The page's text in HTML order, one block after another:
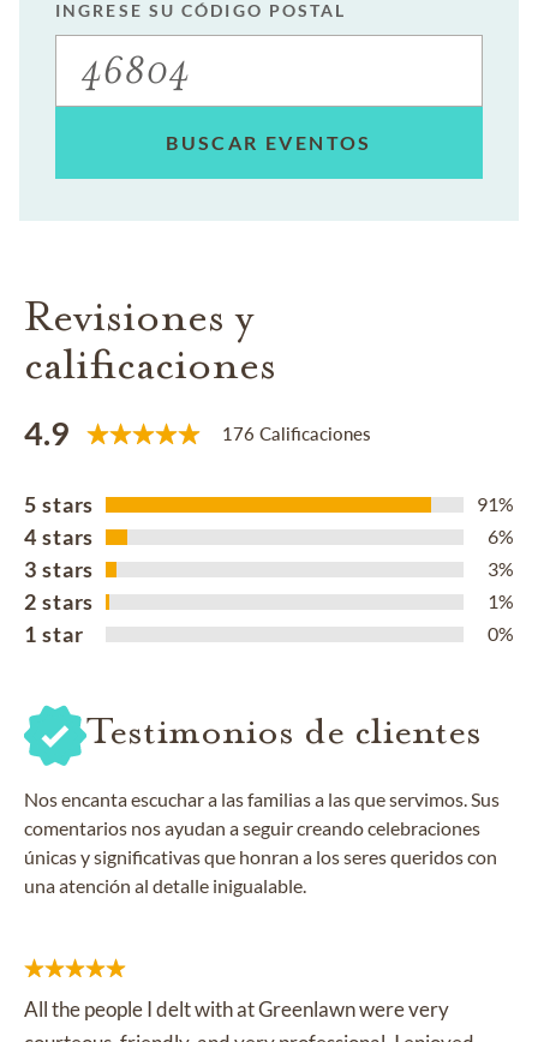
INGRESE SU CÓDIGO POSTAL
BUSCAR EVENTOS
Revisiones y
calificaciones
4.9 176 Calificaciones
5 stars 91%
4 stars 6%
3 stars 3%
2 stars 1%
1 star 0%
Testimonios de clientes
Nos encanta escuchar a las familias a las que servimos. Sus
comentarios nos ayudan a seguir creando celebraciones
únicas y significativas que honran a los seres queridos con
una atención al detalle inigualable.
All the people I delt with at Greenlawn were very